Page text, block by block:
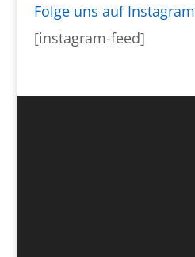
Folge uns auf Instagram
[instagram-feed]